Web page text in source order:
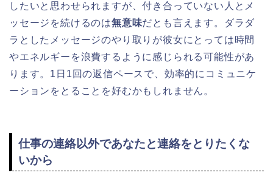
したいと思わせられますが、付き合っていない人とメ
ッセージを続けるのは無意味だとも言えます。ダラダ
ラとしたメッセージのやり取りが彼女にとっては時間
やエネルギーを浪費するように感じられる可能性があ
ります。1日1回の返信ペースで、効率的にコミュニケ
ーションをとることを好むかもしれません。
仕事の連絡以外であなたと連絡をとりたくな
いから